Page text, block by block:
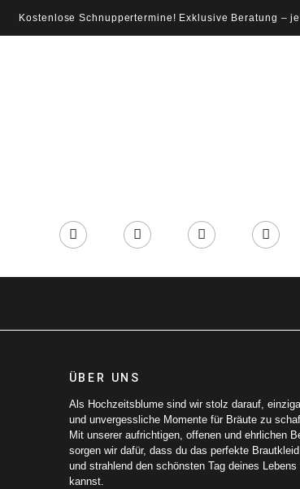
Kostenlose Schnuppertermine! Exklusive Beratung –
ÜBER UNS
Als Hochzeitsblume sind wir stolz darauf,
und unvergessliche Momente für Bräute zu
Mit unserer aufrichtigen, offenen und ehrlichen
sorgen wir dafür, dass du das perfekte
und strahlend den schönsten Tag deines Lebens
kannst.